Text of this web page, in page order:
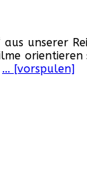
unserer
orientieren
… [vorspulen]